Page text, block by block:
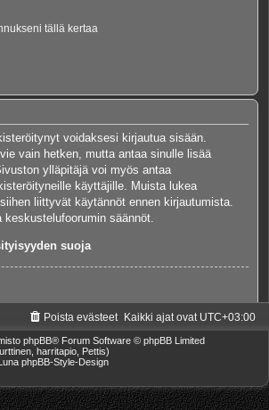
tällä kertaa
voidaksesi kirjautua sisään.
vain hetken, mutta antaa sinulle lisää
ylläpitäjä voi myös antaa
käyttäjille. Muista lukea
liittyvät käytännöt ennen kirjautumista.
keskustelufoorumin säännöt.
suoja
Kaikki ajat ovat UTC+03:00
Poista evästeet
phpBB® Forum Software © phpBB Limited
harritapio, Pettis)
phpBB-Style-Design